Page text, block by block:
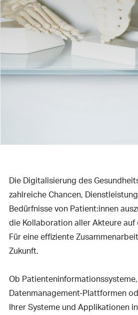
Die Digitalisierung des
zahlreiche Chancen,
Bedürfnisse von Patient:innen
die Kollaboration aller Akteure auf
Für eine effiziente
Zukunft.
Ob
Datenmanagement-Plattformen
Ihrer Systeme und Applikationen